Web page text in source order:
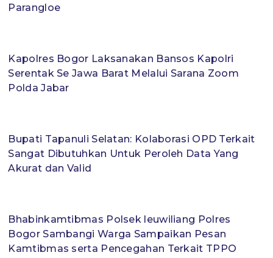
Parangloe
Kapolres Bogor Laksanakan Bansos Kapolri
Serentak Se Jawa Barat Melalui Sarana Zoom
Polda Jabar
Bupati Tapanuli Selatan: Kolaborasi OPD Terkait
Sangat Dibutuhkan Untuk Peroleh Data Yang
Akurat dan Valid
Bhabinkamtibmas Polsek leuwiliang Polres
Bogor Sambangi Warga Sampaikan Pesan
Kamtibmas serta Pencegahan Terkait TPPO